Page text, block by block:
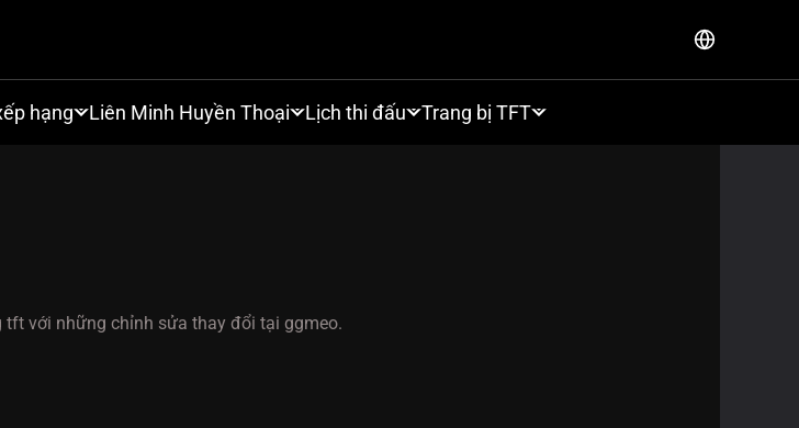
hạng Liên Minh Huyền Thoại Lịch thi đấu Trang bị TFT
tft với những chỉnh sửa thay đổi tại ggmeo.